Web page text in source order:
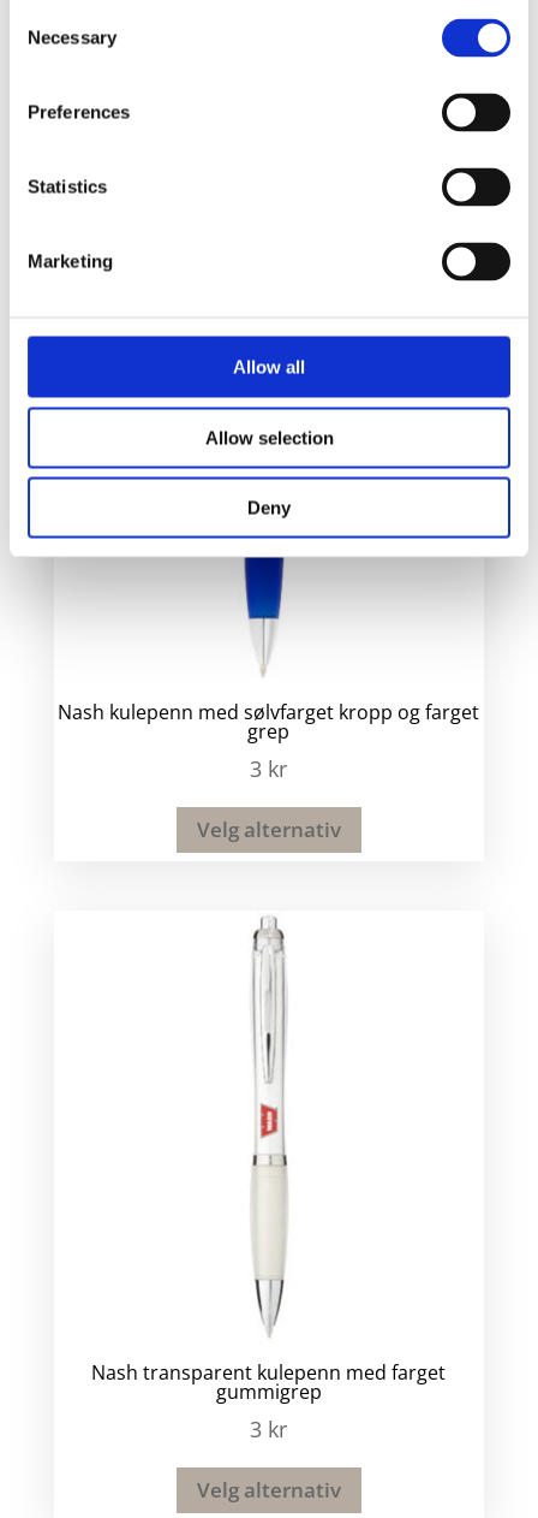
Selection
Necessary
Preferences
Statistics
Marketing
Allow all
Allow selection
Deny
Nash kulepenn med hvit pennekropp og farget
Nash kulepenn med sølvfarget kropp og farget
grep
3 kr
Velg alternativ
Nash transparent kulepenn med farget
gummigrep
3 kr
Velg alternativ